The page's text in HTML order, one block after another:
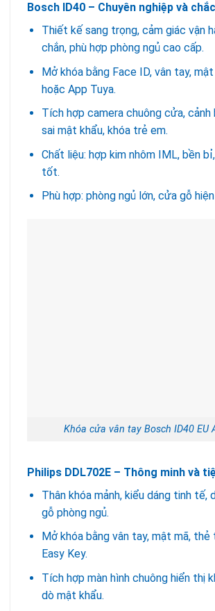
Bosch ID40 – Chuyên nghiệp và
Thiết kế sang trọng, cảm giác vận
chắn, phù hợp phòng ngủ cao cấp.
Mở khóa bằng Face ID, vân tay,
hoặc App Tuya.
Tích hợp camera chuông cửa, cảnh
sai mật khẩu, khóa trẻ em.
Chất liệu: hợp kim nhôm IML, bền
tốt.
Phù hợp: phòng ngủ lớn, cửa gỗ
Khóa cửa vân tay Bosch ID40 EU
Philips DDL702E – Thông minh và
Thân khóa mảnh, kiểu dáng tinh tế,
gỗ phòng ngủ.
Mở khóa bằng vân tay, mật mã, thẻ
Easy Key.
Tích hợp màn hình chuông hiển thị
dò mật khẩu.